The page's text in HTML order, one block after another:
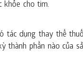
khỏe cho tim.
tác dụng thay thế
thành phần nào của